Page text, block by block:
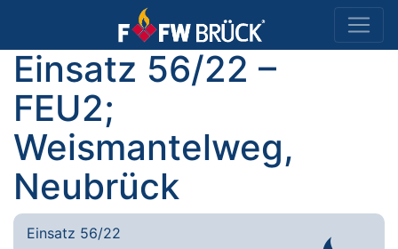
Einsatz 56/22 –
FEU2;
Weismantelweg,
Neubrück
Einsatz 56/22